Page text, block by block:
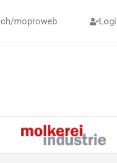
moproweb